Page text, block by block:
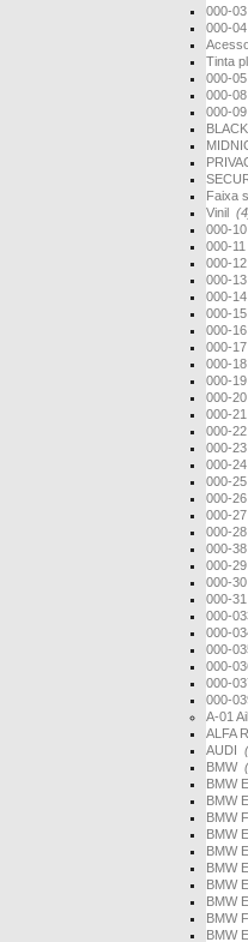
000-
000-
Tinta
000-
000-
000-
Faixa
Vinil
000-
000-
000-
000-
000-
000-
000-
000-
000-
000-
000-
000-
000-
000-
000-
000-
000-
000-
000-
000-
000-
000-
000-
000-
000-
000-
000-
000-
000-
A-01
ALFA
AUDI
BMW
BMW
BMW
BMW
BMW
BMW
BMW
BMW
BMW
BMW
BMW